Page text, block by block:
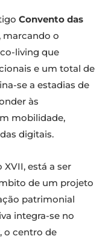
Convento das
marcando o
living que
e um total de
se a estadias de
às
mobilidade,
digitais.
está a ser
de um projeto
patrimonial
integra-se no
, o centro de